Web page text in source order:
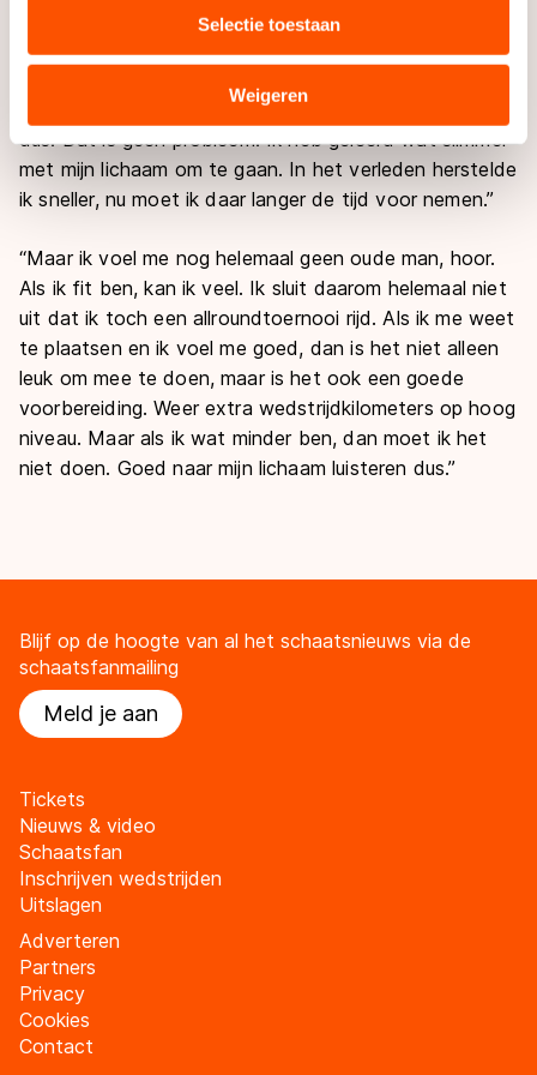
combineren met andere gegevens die u aan hen heeft
verstrekt of die zij hebben verzameld via hun services.
Sommige partners kunnen gegevens doorgeven aan
landen buiten de EU, zoals de VS, waar mogelijk geen
adequaat beschermingsniveau geldt volgens de GDPR.
Door op ‘Toestaan’ te klikken, stemt u in met deze
overdracht. Meer informatie vindt u in onscookiebeleid
Selectie toestaan
Weigeren
Op die World Cups wil De Vries uiteraard goed rijden,
maar het echte grote doel daarna zijn de KPN NK
voor de WK afstanden. De Vries: “Drie keer pieken
dus. Dat is geen probleem. Ik heb geleerd wat slimmer
met mijn lichaam om te gaan. In het verleden herstelde
ik sneller, nu moet ik daar langer de tijd voor nemen.”
“Maar ik voel me nog helemaal geen oude man, hoor.
Als ik fit ben, kan ik veel. Ik sluit daarom helemaal niet
uit dat ik toch een allroundtoernooi rijd. Als ik me weet
te plaatsen en ik voel me goed, dan is het niet alleen
leuk om mee te doen, maar is het ook een goede
voorbereiding. Weer extra wedstrijdkilometers op hoog
niveau. Maar als ik wat minder ben, dan moet ik het
niet doen. Goed naar mijn lichaam luisteren dus.”
Blijf op de hoogte van al het schaatsnieuws via de
schaatsfanmailing
Meld je aan
Tickets
Nieuws & video
Schaatsfan
Inschrijven wedstrijden
Uitslagen
Adverteren
Partners
Privacy
Cookies
Contact